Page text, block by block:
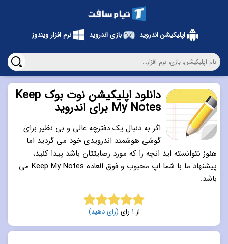
دانلود اپلیکیشن نوت بوک Keep
My Notes برای اندروید
اگر به دنبال یک دفترچه عالی و بی نظیر برای
گوشی هوشمند اندرویدی خود می گردید اما
هنوز نتوانسته اید انچه را که مورد رضایتتان باشد پیدا کنید،
پیشنهاد ما با شما اپ محبوب و فوق العاده Keep My Notes می
باشد.
5.0 از 5 از 1 رای (رای دهید)
اپلیکیشن اندروید بازی اندروید نرم افزار ویندوز